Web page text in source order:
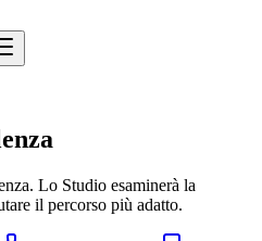
Lo Studio esaminerà la
il percorso più adatto.